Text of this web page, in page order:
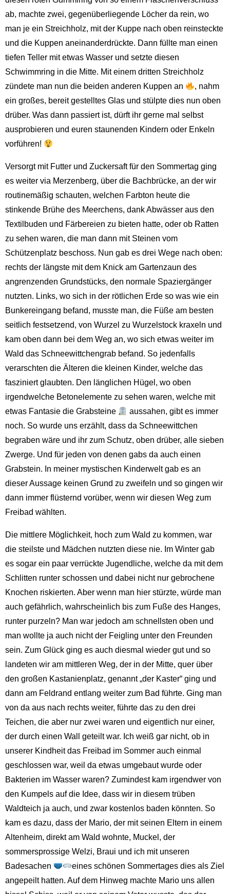
ab, machte zwei, gegenüberliegende Löcher da rein, wo
man je ein Streichholz, mit der Kuppe nach oben reinsteckte
und die Kuppen aneinanderdrückte. Dann füllte man einen
tiefen Teller mit etwas Wasser und setzte diesen
Schwimmring in die Mitte. Mit einem dritten Streichholz
zündete man nun die beiden anderen Kuppen an
, nahm
ein großes, bereit gestelltes Glas und stülpte dies nun oben
drüber. Was dann passiert ist, dürft ihr gerne mal selbst
ausprobieren und euren staunenden Kindern oder Enkeln
vorführen!
Versorgt mit Futter und Zuckersaft für den Sommertag ging
es weiter via Merzenberg, über die Bachbrücke, an der wir
routinemäßig schauten, welchen Farbton heute die
stinkende Brühe des Meerchens, dank Abwässer aus den
Textilbuden und Färbereien zu bieten hatte, oder ob Ratten
zu sehen waren, die man dann mit Steinen vom
Schützenplatz beschoss. Nun gab es drei Wege nach oben:
rechts der längste mit dem Knick am Gartenzaun des
angrenzenden Grundstücks, den normale Spaziergänger
nutzten. Links, wo sich in der rötlichen Erde so was wie ein
Bunkereingang befand, musste man, die Füße am besten
seitlich festsetzend, von Wurzel zu Wurzelstock kraxeln und
kam oben dann bei dem Weg an, wo sich etwas weiter im
Wald das Schneewittchengrab befand. So jedenfalls
verarschten die Älteren die kleinen Kinder, welche das
fasziniert glaubten. Den länglichen Hügel, wo oben
irgendwelche Betonelemente zu sehen waren, welche mit
etwas Fantasie die Grabsteine
aussahen, gibt es immer
noch. So wurde uns erzählt, dass da Schneewittchen
begraben wäre und ihr zum Schutz, oben drüber, alle sieben
Zwerge. Und für jeden von denen gabs da auch einen
Grabstein. In meiner mystischen Kinderwelt gab es an
dieser Aussage keinen Grund zu zweifeln und so gingen wir
dann immer flüsternd vorüber, wenn wir diesen Weg zum
Freibad wählten.
Die mittlere Möglichkeit, hoch zum Wald zu kommen, war
die steilste und Mädchen nutzten diese nie. Im Winter gab
es sogar ein paar verrückte Jugendliche, welche da mit dem
Schlitten runter schossen und dabei nicht nur gebrochene
Knochen riskierten. Aber wenn man hier stürzte, würde man
auch gefährlich, wahrscheinlich bis zum Fuße des Hanges,
runter purzeln? Man war jedoch am schnellsten oben und
man wollte ja auch nicht der Feigling unter den Freunden
sein. Zum Glück ging es auch diesmal wieder gut und so
landeten wir am mittleren Weg, der in der Mitte, quer über
den großen Kastanienplatz, genannt „der Kaster“ ging und
dann am Feldrand entlang weiter zum Bad führte. Ging man
von da aus nach rechts weiter, führte das zu den drei
Teichen, die aber nur zwei waren und eigentlich nur einer,
der durch einen Wall geteilt war. Ich weiß gar nicht, ob in
unserer Kindheit das Freibad im Sommer auch einmal
geschlossen war, weil da etwas umgebaut wurde oder
Bakterien im Wasser waren? Zumindest kam irgendwer von
den Kumpels auf die Idee, dass wir in diesem trüben
Waldteich ja auch, und zwar kostenlos baden könnten. So
kam es dazu, dass der Mario, der mit seinen Eltern in einem
Altenheim, direkt am Wald wohnte, Muckel, der
sommersprossige Welzi, Braui und ich mit unseren
Badesachen
eines schönen Sommertages dies als Ziel
angepeilt hatten. Auf dem Hinweg machte Mario uns allen